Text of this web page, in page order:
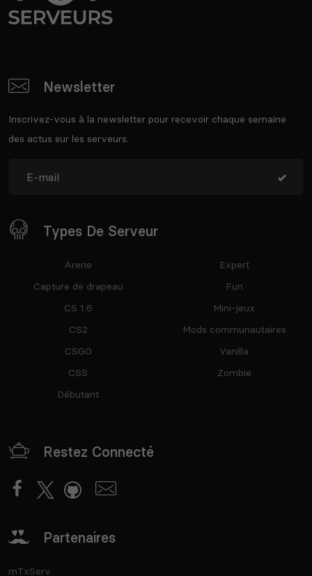
Newsletter
Inscrivez-vous à la newsletter pour recevoir chaque semaine
des actus sur les serveurs.
Types De Serveur
Arene
Capture de drapeau
CS 1.6
CS2
CSGO
CSS
Débutant
Expert
Fun
Mini-jeux
Mods communautaires
Vanilla
Zombie
Restez Connecté
Partenaires
mTxServ